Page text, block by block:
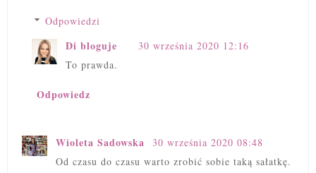
Odpowiedzi
Di bloguje
30 września 2020 12:16
To prawda.
Odpowiedz
Wioleta Sadowska
30 września 2020 08:48
Od czasu do czasu warto zrobić sobie taką sałatkę.